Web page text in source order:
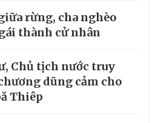
rừng, cha nghèo
thành cử nhân
Chủ tịch nước truy
dũng cảm cho
Thiêp